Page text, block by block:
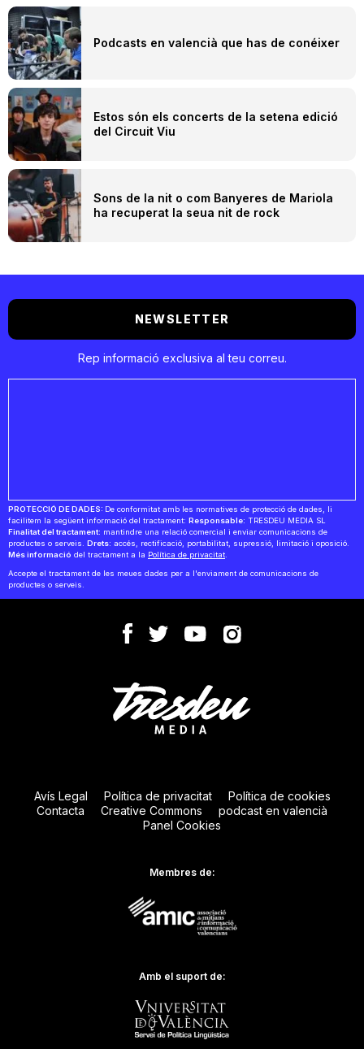
Podcasts en valencià que has de conéixer
Estos són els concerts de la setena edició
del Circuit Viu
Sons de la nit o com Banyeres de Mariola
ha recuperat la seua nit de rock
NEWSLETTER
Rep informació exclusiva al teu correu.
PROTECCIÓ DE DADES: De conformitat amb les normatives de protecció de dades, li
facilitem la següent informació del tractament: Responsable: TRESDEU MEDIA SL
Finalitat del tractament: mantindre una relació comercial i enviar comunicacions de
productes o serveis. Drets: accés, rectificació, portabilitat, supressió, limitació i oposició.
Més informació del tractament a la Política de privacitat
Accepte el tractament de les meues dades per a l'enviament de comunicacions de
productes o serveis.
Avís Legal Política de privacitat
Política de cookies
Contacta
Creative Commons
podcast en valencià
Panel Cookies
Membres de:
Amb el suport de: